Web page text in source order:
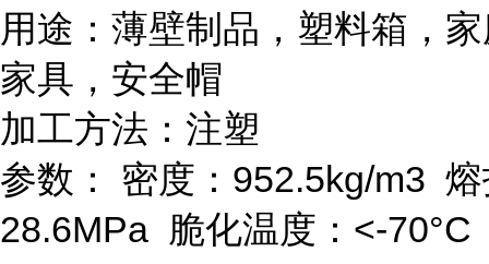
用途：薄壁制品，塑料箱，
家具，安全帽
加工方法：注塑
参数：
密度： 952.5kg/m3
28.6MPa 脆化温度： <-70°C